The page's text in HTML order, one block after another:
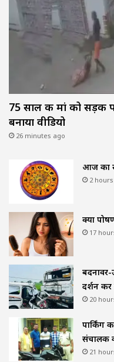
75 साल की मां को सड़क
बनाया वीडियो
26 minutes ago
आज का
2
क्या
17
दर्शन कर
20
पार्किंग
संचालक
21